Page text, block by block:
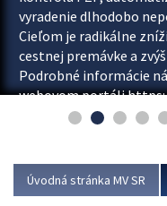
vyradenie dlhodobo
Cieľom je radikálne
cestnej premávke a
Podrobné informácie
webovom portáli
ktorom od augusta
Úvodná stránka MV SR